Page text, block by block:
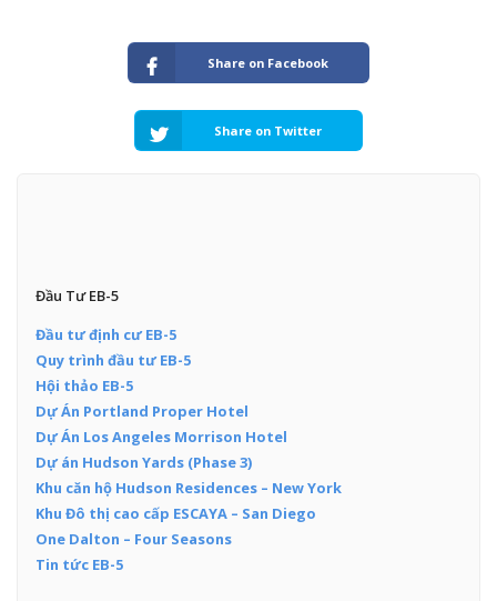
Share on Facebook
Share on Twitter
Đầu Tư EB-5
Đầu tư định cư EB-5
Quy trình đầu tư EB-5
Hội thảo EB-5
Dự Án Portland Proper Hotel
Dự Án Los Angeles Morrison Hotel
Dự án Hudson Yards (Phase 3)
Khu căn hộ Hudson Residences – New York
Khu Đô thị cao cấp ESCAYA – San Diego
One Dalton – Four Seasons
Tin tức EB-5